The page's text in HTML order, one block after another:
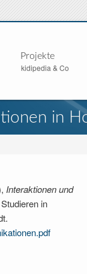
Projekte
kidipedia & Co
in
, Interaktionen und
in